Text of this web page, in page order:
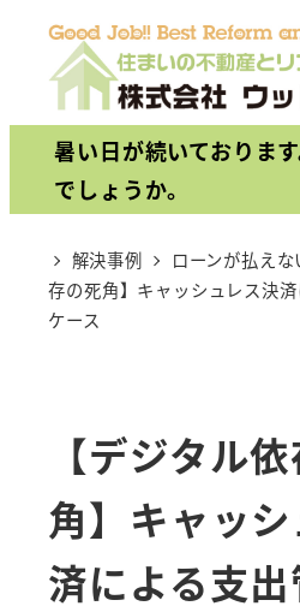
テ
暑い日が続いておりま
でしょうか。
解決事例 ローンが払え
存の死角】キャッシュレス決
ケース
【デジタル
角】キャッ
済による支